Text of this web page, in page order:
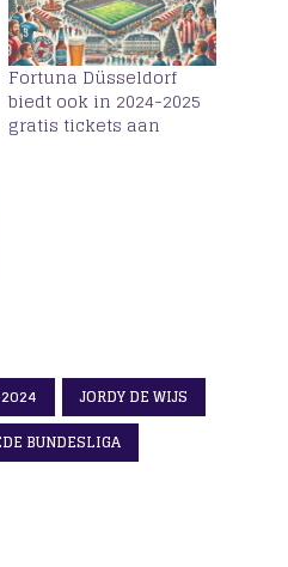
Fortuna Düsseldorf
biedt ook in 2024-2025
gratis tickets aan
JORDY DE WIJS
BUNDESLIGA